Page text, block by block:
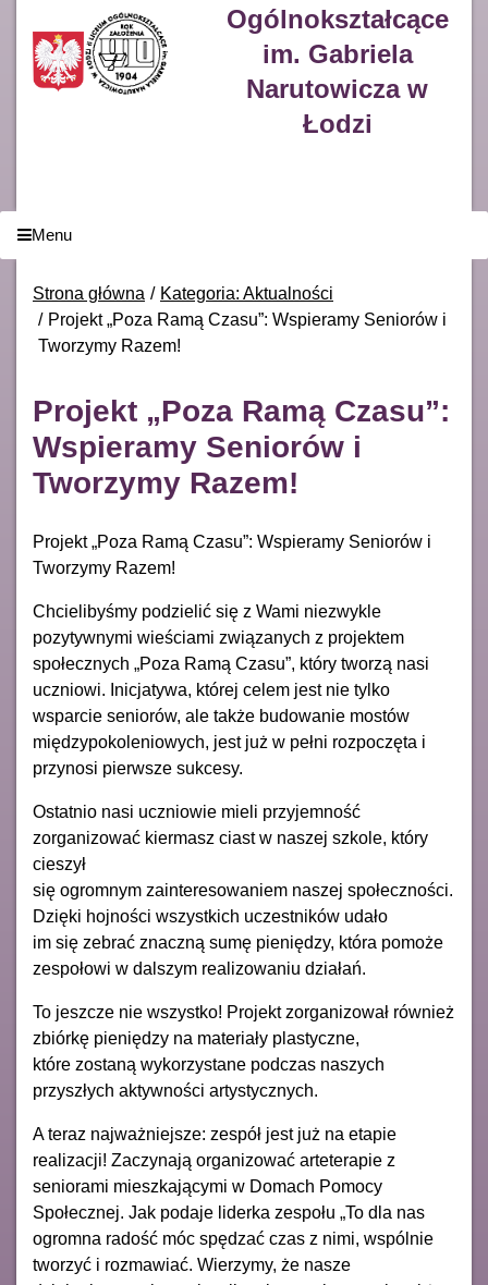
Ogólnokształcące
im. Gabriela
Narutowicza w
Łodzi
Menu
Strona główna
Kategoria: Aktualności
Projekt „Poza Ramą Czasu”: Wspieramy Seniorów i
Tworzymy Razem!
Projekt „Poza Ramą Czasu”:
Wspieramy Seniorów i
Tworzymy Razem!
Projekt „Poza Ramą Czasu”: Wspieramy Seniorów i
Tworzymy Razem!
Chcielibyśmy podzielić się z Wami niezwykle
pozytywnymi wieściami związanych z projektem
społecznych „Poza Ramą Czasu”, który tworzą nasi
uczniowi. Inicjatywa, której celem jest nie tylko
wsparcie seniorów, ale także budowanie mostów
międzypokoleniowych, jest już w pełni rozpoczęta i
przynosi pierwsze sukcesy.
Ostatnio nasi uczniowie mieli przyjemność
zorganizować kiermasz ciast w naszej szkole, który
cieszył
się ogromnym zainteresowaniem naszej społeczności.
Dzięki hojności wszystkich uczestników udało
im się zebrać znaczną sumę pieniędzy, która pomoże
zespołowi w dalszym realizowaniu działań.
To jeszcze nie wszystko! Projekt zorganizował również
zbiórkę pieniędzy na materiały plastyczne,
które zostaną wykorzystane podczas naszych
przyszłych aktywności artystycznych.
A teraz najważniejsze: zespół jest już na etapie
realizacji! Zaczynają organizować arteterapie z
seniorami mieszkającymi w Domach Pomocy
Społecznej. Jak podaje liderka zespołu „To dla nas
ogromna radość móc spędzać czas z nimi, wspólnie
tworzyć i rozmawiać. Wierzymy, że nasze